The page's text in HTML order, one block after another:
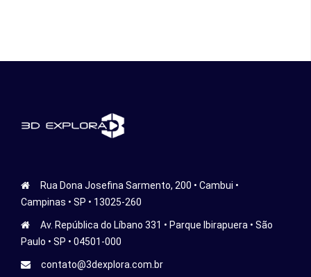
Rua Dona Josefina Sarmento, 200 • Cambui •
Campinas • SP • 13025-260
Av. República do Líbano 331 • Parque Ibirapuera • São
Paulo • SP • 04501-000
contato@3dexplora.com.br